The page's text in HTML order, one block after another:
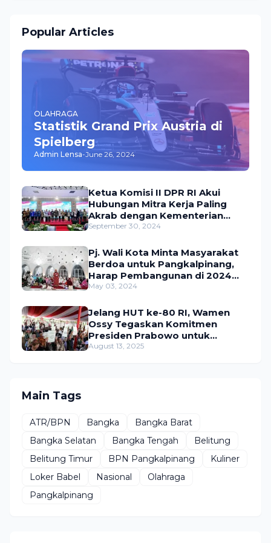
Popular Articles
OLAHRAGA
Statistik Grand Prix Austria di
Spielberg
Admin Lensa-June 26, 2024
Ketua Komisi II DPR RI Akui
Hubungan Mitra Kerja Paling
Akrab dengan Kementerian
ATR/BPN
September 30, 2024
Pj. Wali Kota Minta Masyarakat
Berdoa untuk Pangkalpinang,
Harap Pembangunan di 2024
Berjalan Lancar
May 03, 2024
Jelang HUT ke-80 RI, Wamen
Ossy Tegaskan Komitmen
Presiden Prabowo untuk
Menyejahterakan Rakyat
August 13, 2025
Main Tags
ATR/BPN Bangka
Bangka Barat
Bangka Selatan
Bangka Tengah
Belitung
Belitung Timur
BPN Pangkalpinang
Kuliner
Loker Babel
Nasional
Olahraga
Pangkalpinang